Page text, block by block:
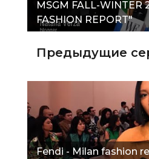
MSGM FALL-WINTER
FASHION REPORT"
Предыдущие
Fendi - Milan fashion